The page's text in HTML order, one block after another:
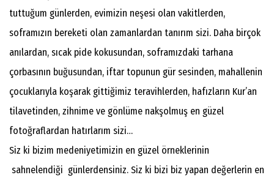
tuttuğum günlerden, evimizin neşesi olan vakitlerden,
soframızın bereketi olan zamanlardan tanırım sizi. Daha birçok
anılardan, sıcak pide kokusundan, soframızdaki tarhana
çorbasının buğusundan, iftar topunun gür sesinden, mahallenin
çocuklarıyla koşarak gittiğimiz teravihlerden, hafızların Kur’an
tilavetinden, zihnime ve gönlüme nakşolmuş en güzel
fotoğraflardan hatırlarım sizi…
Siz ki bizim medeniyetimizin en güzel örneklerinin
sahnelendiği günlerdensiniz. Siz ki bizi biz yapan değerlerin en